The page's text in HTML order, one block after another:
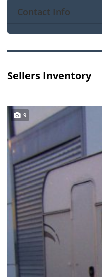
Contact Info
Sellers Inventory
9